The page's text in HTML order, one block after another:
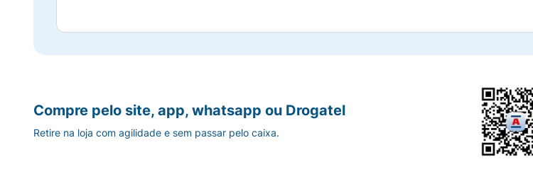
Compre pelo site, app, whatsapp ou Drogatel
Retire na loja com agilidade e sem passar pelo caixa.